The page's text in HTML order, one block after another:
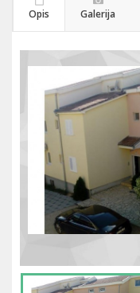
Opis Galerija